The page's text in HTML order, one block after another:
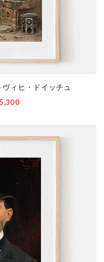
ィヒ・ドイッチュ